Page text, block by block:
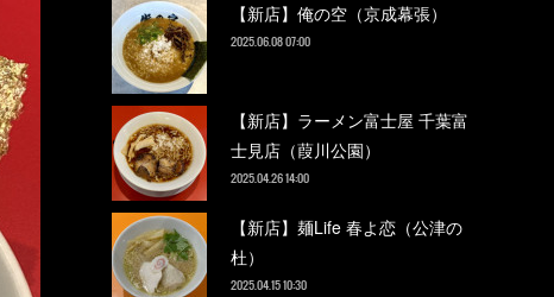
【新店】俺の空（京成幕張）
2025.06.08 07:00
【新店】ラーメン富士屋 千葉富
士見店（葭川公園）
2025.04.26 14:00
【新店】麺Life 春よ恋（公津の
杜）
2025.04.15 10:30